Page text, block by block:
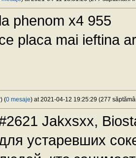
la phenom x4 955
placa mai ieftina
(0 mesaje) at 2021-04-12 19:25:29 (277
Jakxsxx,
устаревших